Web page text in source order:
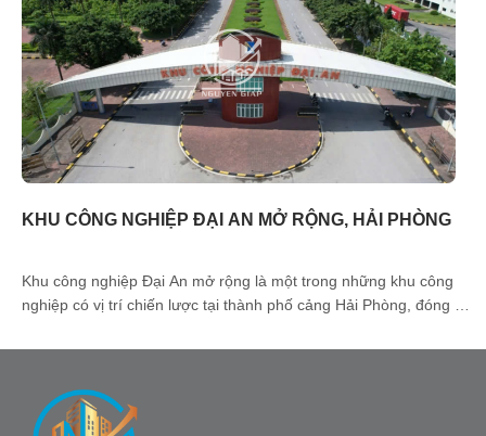
KHU CÔNG NGHIỆP ĐẠI AN MỞ RỘNG, HẢI PHÒNG
Khu công nghiệp Đại An mở rộng là một trong những khu công
nghiệp có vị trí chiến lược tại thành phố cảng Hải Phòng, đóng vai
nghiệp khu vực phía Bắc. Với hạ tầng được quy hoạch đồng bộ,